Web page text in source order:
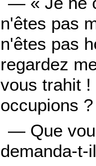
n'êtes pas
n'êtes pas
regardez
vous trahit !
occupions ?
— Que
demanda-t-